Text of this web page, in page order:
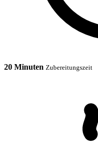
20 Minuten Zubereitungszeit